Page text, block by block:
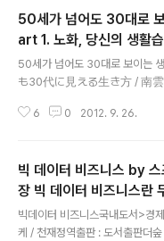
50세가 넘어도 30대로
art 1. 노화, 당신의 생활
50세가 넘어도 30대로 보이는
も30代に見える生き方 / 南
요시노리 / 이진원역출판 : 나라
하게' 1장 : 제2의 인생은 지금부
단축 일수버나드 코헨(Bernard
디는 모두 정해져있다. - 평균수
모리 쓰요시, 제곱의 가설 - 여성
6 0 2012. 9. 26.
빅 데이터 비즈니스 by
장 빅 데이터 비즈니스란
빅데이터 비즈니스국내도서>경
케 / 천재정역출판 : 도서출판더